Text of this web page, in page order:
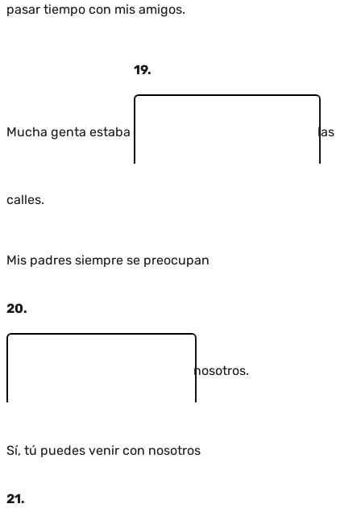
pasar tiempo con mis amigos.
Mucha genta estaba
19.
las
calles.
Mis padres siempre se preocupan
20.
nosotros.
Sí, tú puedes venir con nosotros
21.